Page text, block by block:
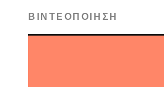
ΒΙΝΤΕΟΠΟΊΗΣΗ